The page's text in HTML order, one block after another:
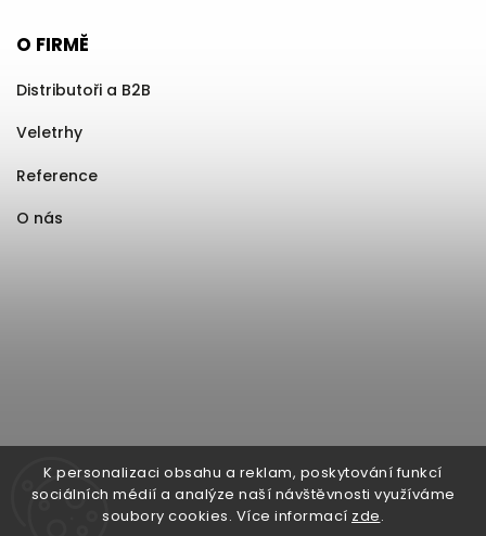
K personalizaci obsahu a reklam, poskytování funkcí
sociálních médií a analýze naší návštěvnosti využíváme
soubory cookies. Více informací zde.
O FIRMĚ
Distributoři a B2B
Veletrhy
Reference
O nás